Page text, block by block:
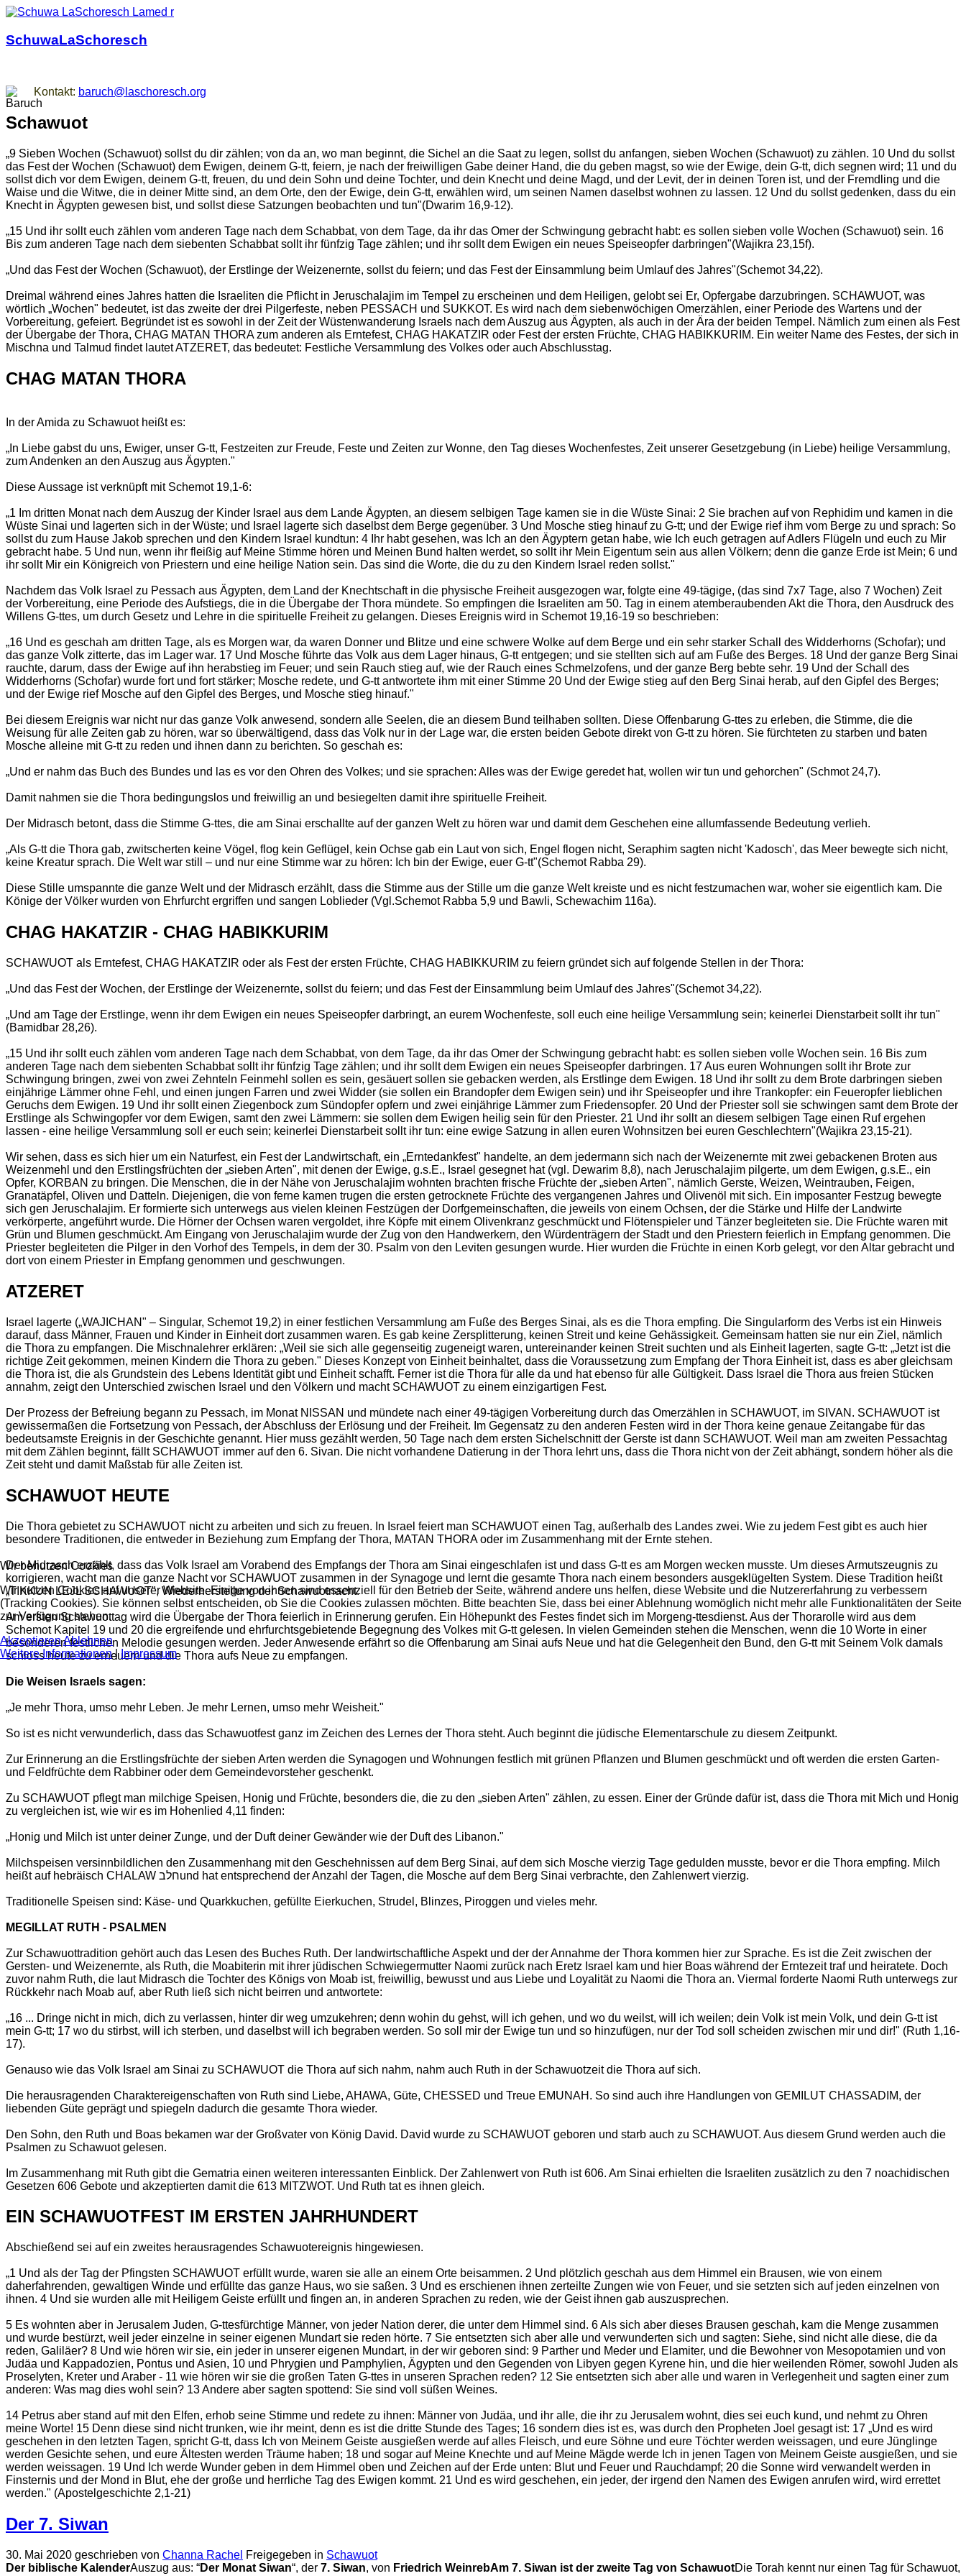
SchuwaLaSchoresch
Kontakt: baruch@laschoresch.org
Schawuot
„9 Sieben Wochen (Schawuot) sollst du dir zählen; von da an, wo man beginnt, die Sichel an die Saat zu legen, sollst du anfangen, sieben Wochen (Schawuot) zu zählen. 10 Und du sollst
das Fest der Wochen (Schawuot) dem Ewigen, deinem G-tt, feiern, je nach der freiwilligen Gabe deiner Hand, die du geben magst, so wie der Ewige, dein G-tt, dich segnen wird; 11 und du
sollst dich vor dem Ewigen, deinem G-tt, freuen, du und dein Sohn und deine Tochter, und dein Knecht und deine Magd, und der Levit, der in deinen Toren ist, und der Fremdling und die
Waise und die Witwe, die in deiner Mitte sind, an dem Orte, den der Ewige, dein G-tt, erwählen wird, um seinen Namen daselbst wohnen zu lassen. 12 Und du sollst gedenken, dass du ein
Knecht in Ägypten gewesen bist, und sollst diese Satzungen beobachten und tun"(Dwarim 16,9-12).
„15 Und ihr sollt euch zählen vom anderen Tage nach dem Schabbat, von dem Tage, da ihr das Omer der Schwingung gebracht habt: es sollen sieben volle Wochen (Schawuot) sein. 16
Bis zum anderen Tage nach dem siebenten Schabbat sollt ihr fünfzig Tage zählen; und ihr sollt dem Ewigen ein neues Speiseopfer darbringen"(Wajikra 23,15f).
„Und das Fest der Wochen (Schawuot), der Erstlinge der Weizenernte, sollst du feiern; und das Fest der Einsammlung beim Umlauf des Jahres"(Schemot 34,22).
Dreimal während eines Jahres hatten die Israeliten die Pflicht in Jeruschalajim im Tempel zu erscheinen und dem Heiligen, gelobt sei Er, Opfergabe darzubringen. SCHAWUOT, was
wörtlich „Wochen" bedeutet, ist das zweite der drei Pilgerfeste, neben PESSACH und SUKKOT. Es wird nach dem siebenwöchigen Omerzählen, einer Periode des Wartens und der
Vorbereitung, gefeiert. Begründet ist es sowohl in der Zeit der Wüstenwanderung Israels nach dem Auszug aus Ägypten, als auch in der Ära der beiden Tempel. Nämlich zum einen als Fest
der Übergabe der Thora, CHAG MATAN THORA zum anderen als Erntefest, CHAG HAKATZIR oder Fest der ersten Früchte, CHAG HABIKKURIM. Ein weiter Name des Festes, der sich in
Mischna und Talmud findet lautet ATZERET, das bedeutet: Festliche Versammlung des Volkes oder auch Abschlusstag.
CHAG MATAN THORA
In der Amida zu Schawuot heißt es:
„In Liebe gabst du uns, Ewiger, unser G-tt, Festzeiten zur Freude, Feste und Zeiten zur Wonne, den Tag dieses Wochenfestes, Zeit unserer Gesetzgebung (in Liebe) heilige Versammlung,
zum Andenken an den Auszug aus Ägypten."
Diese Aussage ist verknüpft mit Schemot 19,1-6:
„1 Im dritten Monat nach dem Auszug der Kinder Israel aus dem Lande Ägypten, an diesem selbigen Tage kamen sie in die Wüste Sinai: 2 Sie brachen auf von Rephidim und kamen in die
Wüste Sinai und lagerten sich in der Wüste; und Israel lagerte sich daselbst dem Berge gegenüber. 3 Und Mosche stieg hinauf zu G-tt; und der Ewige rief ihm vom Berge zu und sprach: So
sollst du zum Hause Jakob sprechen und den Kindern Israel kundtun: 4 Ihr habt gesehen, was Ich an den Ägyptern getan habe, wie Ich euch getragen auf Adlers Flügeln und euch zu Mir
gebracht habe. 5 Und nun, wenn ihr fleißig auf Meine Stimme hören und Meinen Bund halten werdet, so sollt ihr Mein Eigentum sein aus allen Völkern; denn die ganze Erde ist Mein; 6 und
ihr sollt Mir ein Königreich von Priestern und eine heilige Nation sein. Das sind die Worte, die du zu den Kindern Israel reden sollst."
Nachdem das Volk Israel zu Pessach aus Ägypten, dem Land der Knechtschaft in die physische Freiheit ausgezogen war, folgte eine 49-tägige, (das sind 7x7 Tage, also 7 Wochen) Zeit
der Vorbereitung, eine Periode des Aufstiegs, die in die Übergabe der Thora mündete. So empfingen die Israeliten am 50. Tag in einem atemberaubenden Akt die Thora, den Ausdruck des
Willens G-ttes, um durch Gesetz und Lehre in die spirituelle Freiheit zu gelangen. Dieses Ereignis wird in Schemot 19,16-19 so beschrieben:
„16 Und es geschah am dritten Tage, als es Morgen war, da waren Donner und Blitze und eine schwere Wolke auf dem Berge und ein sehr starker Schall des Widderhorns (Schofar); und
das ganze Volk zitterte, das im Lager war. 17 Und Mosche führte das Volk aus dem Lager hinaus, G-tt entgegen; und sie stellten sich auf am Fuße des Berges. 18 Und der ganze Berg Sinai
rauchte, darum, dass der Ewige auf ihn herabstieg im Feuer; und sein Rauch stieg auf, wie der Rauch eines Schmelzofens, und der ganze Berg bebte sehr. 19 Und der Schall des
Widderhorns (Schofar) wurde fort und fort stärker; Mosche redete, und G-tt antwortete ihm mit einer Stimme 20 Und der Ewige stieg auf den Berg Sinai herab, auf den Gipfel des Berges;
und der Ewige rief Mosche auf den Gipfel des Berges, und Mosche stieg hinauf."
Bei diesem Ereignis war nicht nur das ganze Volk anwesend, sondern alle Seelen, die an diesem Bund teilhaben sollten. Diese Offenbarung G-ttes zu erleben, die Stimme, die die
Weisung für alle Zeiten gab zu hören, war so überwältigend, dass das Volk nur in der Lage war, die ersten beiden Gebote direkt von G-tt zu hören. Sie fürchteten zu starben und baten
Mosche alleine mit G-tt zu reden und ihnen dann zu berichten. So geschah es:
„Und er nahm das Buch des Bundes und las es vor den Ohren des Volkes; und sie sprachen: Alles was der Ewige geredet hat, wollen wir tun und gehorchen" (Schmot 24,7).
Damit nahmen sie die Thora bedingungslos und freiwillig an und besiegelten damit ihre spirituelle Freiheit.
Der Midrasch betont, dass die Stimme G-ttes, die am Sinai erschallte auf der ganzen Welt zu hören war und damit dem Geschehen eine allumfassende Bedeutung verlieh.
„Als G-tt die Thora gab, zwitscherten keine Vögel, flog kein Geflügel, kein Ochse gab ein Laut von sich, Engel flogen nicht, Seraphim sagten nicht 'Kadosch', das Meer bewegte sich nicht,
keine Kreatur sprach. Die Welt war still – und nur eine Stimme war zu hören: Ich bin der Ewige, euer G-tt"(Schemot Rabba 29).
Diese Stille umspannte die ganze Welt und der Midrasch erzählt, dass die Stimme aus der Stille um die ganze Welt kreiste und es nicht festzumachen war, woher sie eigentlich kam. Die
Könige der Völker wurden von Ehrfurcht ergriffen und sangen Loblieder (Vgl.Schemot Rabba 5,9 und Bawli, Schewachim 116a).
CHAG HAKATZIR - CHAG HABIKKURIM
SCHAWUOT als Erntefest, CHAG HAKATZIR oder als Fest der ersten Früchte, CHAG HABIKKURIM zu feiern gründet sich auf folgende Stellen in der Thora:
„Und das Fest der Wochen, der Erstlinge der Weizenernte, sollst du feiern; und das Fest der Einsammlung beim Umlauf des Jahres"(Schemot 34,22).
„Und am Tage der Erstlinge, wenn ihr dem Ewigen ein neues Speiseopfer darbringt, an eurem Wochenfeste, soll euch eine heilige Versammlung sein; keinerlei Dienstarbeit sollt ihr tun"
(Bamidbar 28,26).
„15 Und ihr sollt euch zählen vom anderen Tage nach dem Schabbat, von dem Tage, da ihr das Omer der Schwingung gebracht habt: es sollen sieben volle Wochen sein. 16 Bis zum
anderen Tage nach dem siebenten Schabbat sollt ihr fünfzig Tage zählen; und ihr sollt dem Ewigen ein neues Speiseopfer darbringen. 17 Aus euren Wohnungen sollt ihr Brote zur
Schwingung bringen, zwei von zwei Zehnteln Feinmehl sollen es sein, gesäuert sollen sie gebacken werden, als Erstlinge dem Ewigen. 18 Und ihr sollt zu dem Brote darbringen sieben
einjährige Lämmer ohne Fehl, und einen jungen Farren und zwei Widder (sie sollen ein Brandopfer dem Ewigen sein) und ihr Speiseopfer und ihre Trankopfer: ein Feueropfer lieblichen
Geruchs dem Ewigen. 19 Und ihr sollt einen Ziegenbock zum Sündopfer opfern und zwei einjährige Lämmer zum Friedensopfer. 20 Und der Priester soll sie schwingen samt dem Brote der
Erstlinge als Schwingopfer vor dem Ewigen, samt den zwei Lämmern: sie sollen dem Ewigen heilig sein für den Priester. 21 Und ihr sollt an diesem selbigen Tage einen Ruf ergehen
lassen - eine heilige Versammlung soll er euch sein; keinerlei Dienstarbeit sollt ihr tun: eine ewige Satzung in allen euren Wohnsitzen bei euren Geschlechtern"(Wajikra 23,15-21).
Wir sehen, dass es sich hier um ein Naturfest, ein Fest der Landwirtschaft, ein „Erntedankfest" handelte, an dem jedermann sich nach der Weizenernte mit zwei gebackenen Broten aus
Weizenmehl und den Erstlingsfrüchten der „sieben Arten", mit denen der Ewige, g.s.E., Israel gesegnet hat (vgl. Dewarim 8,8), nach Jeruschalajim pilgerte, um dem Ewigen, g.s.E., ein
Opfer, KORBAN zu bringen. Die Menschen, die in der Nähe von Jeruschalajim wohnten brachten frische Früchte der „sieben Arten", nämlich Gerste, Weizen, Weintrauben, Feigen,
Granatäpfel, Oliven und Datteln. Diejenigen, die von ferne kamen trugen die ersten getrocknete Früchte des vergangenen Jahres und Olivenöl mit sich. Ein imposanter Festzug bewegte
sich gen Jeruschalajim. Er formierte sich unterwegs aus vielen kleinen Festzügen der Dorfgemeinschaften, die jeweils von einem Ochsen, der die Stärke und Hilfe der Landwirte
verkörperte, angeführt wurde. Die Hörner der Ochsen waren vergoldet, ihre Köpfe mit einem Olivenkranz geschmückt und Flötenspieler und Tänzer begleiteten sie. Die Früchte waren mit
Grün und Blumen geschmückt. Am Eingang von Jeruschalajim wurde der Zug von den Handwerkern, den Würdenträgern der Stadt und den Priestern feierlich in Empfang genommen. Die
Priester begleiteten die Pilger in den Vorhof des Tempels, in dem der 30. Psalm von den Leviten gesungen wurde. Hier wurden die Früchte in einen Korb gelegt, vor den Altar gebracht und
dort von einem Priester in Empfang genommen und geschwungen.
ATZERET
Israel lagerte („WAJICHAN" – Singular, Schemot 19,2) in einer festlichen Versammlung am Fuße des Berges Sinai, als es die Thora empfing. Die Singularform des Verbs ist ein Hinweis
darauf, dass Männer, Frauen und Kinder in Einheit dort zusammen waren. Es gab keine Zersplitterung, keinen Streit und keine Gehässigkeit. Gemeinsam hatten sie nur ein Ziel, nämlich
die Thora zu empfangen. Die Mischnalehrer erklären: „Weil sie sich alle gegenseitig zugeneigt waren, untereinander keinen Streit suchten und als Einheit lagerten, sagte G-tt: „Jetzt ist die
richtige Zeit gekommen, meinen Kindern die Thora zu geben." Dieses Konzept von Einheit beinhaltet, dass die Voraussetzung zum Empfang der Thora Einheit ist, dass es aber gleichsam
die Thora ist, die als Grundstein des Lebens Identität gibt und Einheit schafft. Ferner ist die Thora für alle da und hat ebenso für alle Gültigkeit. Dass Israel die Thora aus freien Stücken
annahm, zeigt den Unterschied zwischen Israel und den Völkern und macht SCHAWUOT zu einem einzigartigen Fest.
Der Prozess der Befreiung begann zu Pessach, im Monat NISSAN und mündete nach einer 49-tägigen Vorbereitung durch das Omerzählen in SCHAWUOT, im SIVAN. SCHAWUOT ist
gewissermaßen die Fortsetzung von Pessach, der Abschluss der Erlösung und der Freiheit. Im Gegensatz zu den anderen Festen wird in der Thora keine genaue Zeitangabe für das
bedeutsamste Ereignis in der Geschichte genannt. Hier muss gezählt werden, 50 Tage nach dem ersten Sichelschnitt der Gerste ist dann SCHAWUOT. Weil man am zweiten Pessachtag
mit dem Zählen beginnt, fällt SCHAWUOT immer auf den 6. Sivan. Die nicht vorhandene Datierung in der Thora lehrt uns, dass die Thora nicht von der Zeit abhängt, sondern höher als die
Zeit steht und damit Maßstab für alle Zeiten ist.
SCHAWUOT HEUTE
Die Thora gebietet zu SCHAWUOT nicht zu arbeiten und sich zu freuen. In Israel feiert man SCHAWUOT einen Tag, außerhalb des Landes zwei. Wie zu jedem Fest gibt es auch hier
besondere Traditionen, die entweder in Beziehung zum Empfang der Thora, MATAN THORA oder im Zusammenhang mit der Ernte stehen.
Der Midrasch erzählt, dass das Volk Israel am Vorabend des Empfangs der Thora am Sinai eingeschlafen ist und dass G-tt es am Morgen wecken musste. Um dieses Armutszeugnis zu
korrigieren, wacht man die ganze Nacht vor SCHAWUOT zusammen in der Synagoge und lernt die gesamte Thora nach einem besonders ausgeklügelten System. Diese Tradition heißt
„TIKKUN LEJL SCHAWUOT", Wiederherstellung der Schawuotnacht.
Am ersten Schawuottag wird die Übergabe der Thora feierlich in Erinnerung gerufen. Ein Höhepunkt des Festes findet sich im Morgeng-ttesdienst. Aus der Thorarolle wird aus dem
Schemot Kapitel 19 und 20 die ergreifende und ehrfurchtsgebietende Begegnung des Volkes mit G-tt gelesen. In vielen Gemeinden stehen die Menschen, wenn die 10 Worte in einer
besonderen festlichen Melodie gesungen werden. Jeder Anwesende erfährt so die Offenbarung am Sinai aufs Neue und hat die Gelegenheit den Bund, den G-tt mit Seinem Volk damals
schloss heute zu erneuern und die Thora aufs Neue zu empfangen.
Die Weisen Israels sagen:
„Je mehr Thora, umso mehr Leben. Je mehr Lernen, umso mehr Weisheit."
So ist es nicht verwunderlich, dass das Schawuotfest ganz im Zeichen des Lernes der Thora steht. Auch beginnt die jüdische Elementarschule zu diesem Zeitpunkt.
Zur Erinnerung an die Erstlingsfrüchte der sieben Arten werden die Synagogen und Wohnungen festlich mit grünen Pflanzen und Blumen geschmückt und oft werden die ersten Garten-
und Feldfrüchte dem Rabbiner oder dem Gemeindevorsteher geschenkt.
Zu SCHAWUOT pflegt man milchige Speisen, Honig und Früchte, besonders die, die zu den „sieben Arten" zählen, zu essen. Einer der Gründe dafür ist, dass die Thora mit Mich und Honig
zu vergleichen ist, wie wir es im Hohenlied 4,11 finden:
„Honig und Milch ist unter deiner Zunge, und der Duft deiner Gewänder wie der Duft des Libanon."
Milchspeisen versinnbildlichen den Zusammenhang mit den Geschehnissen auf dem Berg Sinai, auf dem sich Mosche vierzig Tage gedulden musste, bevor er die Thora empfing. Milch
heißt auf hebräisch CHALAW חלבund hat entsprechend der Anzahl der Tagen, die Mosche auf dem Berg Sinai verbrachte, den Zahlenwert vierzig.
Traditionelle Speisen sind: Käse- und Quarkkuchen, gefüllte Eierkuchen, Strudel, Blinzes, Piroggen und vieles mehr.
MEGILLAT RUTH - PSALMEN
Zur Schawuottradition gehört auch das Lesen des Buches Ruth. Der landwirtschaftliche Aspekt und der der Annahme der Thora kommen hier zur Sprache. Es ist die Zeit zwischen der
Gersten- und Weizenernte, als Ruth, die Moabiterin mit ihrer jüdischen Schwiegermutter Naomi zurück nach Eretz Israel kam und hier Boas während der Erntezeit traf und heiratete. Doch
zuvor nahm Ruth, die laut Midrasch die Tochter des Königs von Moab ist, freiwillig, bewusst und aus Liebe und Loyalität zu Naomi die Thora an. Viermal forderte Naomi Ruth unterwegs zur
Rückkehr nach Moab auf, aber Ruth ließ sich nicht beirren und antwortete:
„16 ... Dringe nicht in mich, dich zu verlassen, hinter dir weg umzukehren; denn wohin du gehst, will ich gehen, und wo du weilst, will ich weilen; dein Volk ist mein Volk, und dein G-tt ist
mein G-tt; 17 wo du stirbst, will ich sterben, und daselbst will ich begraben werden. So soll mir der Ewige tun und so hinzufügen, nur der Tod soll scheiden zwischen mir und dir!" (Ruth 1,16-
17).
Genauso wie das Volk Israel am Sinai zu SCHAWUOT die Thora auf sich nahm, nahm auch Ruth in der Schawuotzeit die Thora auf sich.
Die herausragenden Charaktereigenschaften von Ruth sind Liebe, AHAWA, Güte, CHESSED und Treue EMUNAH. So sind auch ihre Handlungen von GEMILUT CHASSADIM, der
liebenden Güte geprägt und spiegeln dadurch die gesamte Thora wieder.
Den Sohn, den Ruth und Boas bekamen war der Großvater von König David. David wurde zu SCHAWUOT geboren und starb auch zu SCHAWUOT. Aus diesem Grund werden auch die
Psalmen zu Schawuot gelesen.
Im Zusammenhang mit Ruth gibt die Gematria einen weiteren interessanten Einblick. Der Zahlenwert von Ruth ist 606. Am Sinai erhielten die Israeliten zusätzlich zu den 7 noachidischen
Gesetzen 606 Gebote und akzeptierten damit die 613 MITZWOT. Und Ruth tat es ihnen gleich.
EIN SCHAWUOTFEST IM ERSTEN JAHRHUNDERT
Abschießend sei auf ein zweites herausragendes Schawuotereignis hingewiesen.
„1 Und als der Tag der Pfingsten SCHAWUOT erfüllt wurde, waren sie alle an einem Orte beisammen. 2 Und plötzlich geschah aus dem Himmel ein Brausen, wie von einem
daherfahrenden, gewaltigen Winde und erfüllte das ganze Haus, wo sie saßen. 3 Und es erschienen ihnen zerteilte Zungen wie von Feuer, und sie setzten sich auf jeden einzelnen von
ihnen. 4 Und sie wurden alle mit Heiligem Geiste erfüllt und fingen an, in anderen Sprachen zu reden, wie der Geist ihnen gab auszusprechen.
5 Es wohnten aber in Jerusalem Juden, G-ttesfürchtige Männer, von jeder Nation derer, die unter dem Himmel sind. 6 Als sich aber dieses Brausen geschah, kam die Menge zusammen
und wurde bestürzt, weil jeder einzelne in seiner eigenen Mundart sie reden hörte. 7 Sie entsetzten sich aber alle und verwunderten sich und sagten: Siehe, sind nicht alle diese, die da
reden, Galiläer? 8 Und wie hören wir sie, ein jeder in unserer eigenen Mundart, in der wir geboren sind: 9 Parther und Meder und Elamiter, und die Bewohner von Mesopotamien und von
Judäa und Kappadozien, Pontus und Asien, 10 und Phrygien und Pamphylien, Ägypten und den Gegenden von Libyen gegen Kyrene hin, und die hier weilenden Römer, sowohl Juden als
Proselyten, Kreter und Araber - 11 wie hören wir sie die großen Taten G-ttes in unseren Sprachen reden? 12 Sie entsetzten sich aber alle und waren in Verlegenheit und sagten einer zum
anderen: Was mag dies wohl sein? 13 Andere aber sagten spottend: Sie sind voll süßen Weines.
14 Petrus aber stand auf mit den Elfen, erhob seine Stimme und redete zu ihnen: Männer von Judäa, und ihr alle, die ihr zu Jerusalem wohnt, dies sei euch kund, und nehmt zu Ohren
meine Worte! 15 Denn diese sind nicht trunken, wie ihr meint, denn es ist die dritte Stunde des Tages; 16 sondern dies ist es, was durch den Propheten Joel gesagt ist: 17 „Und es wird
geschehen in den letzten Tagen, spricht G-tt, dass Ich von Meinem Geiste ausgießen werde auf alles Fleisch, und eure Söhne und eure Töchter werden weissagen, und eure Jünglinge
werden Gesichte sehen, und eure Ältesten werden Träume haben; 18 und sogar auf Meine Knechte und auf Meine Mägde werde Ich in jenen Tagen von Meinem Geiste ausgießen, und sie
werden weissagen. 19 Und Ich werde Wunder geben in dem Himmel oben und Zeichen auf der Erde unten: Blut und Feuer und Rauchdampf; 20 die Sonne wird verwandelt werden in
Finsternis und der Mond in Blut, ehe der große und herrliche Tag des Ewigen kommt. 21 Und es wird geschehen, ein jeder, der irgend den Namen des Ewigen anrufen wird, wird errettet
werden." (Apostelgeschichte 2,1-21)
Der 7. Siwan
30. Mai 2020 geschrieben von Channa Rachel Freigegeben in Schawuot
Der biblische KalenderAuszug aus: “Der Monat Siwan“, der 7. Siwan, von Friedrich WeinrebAm 7. Siwan ist der zweite Tag von SchawuotDie Torah kennt nur einen Tag für Schawuot,
Wir benutzen Cookies
Wir nutzen Cookies auf unserer Website. Einige von ihnen sind essenziell für den Betrieb der Seite, während andere uns helfen, diese Website und die Nutzererfahrung zu verbessern
(Tracking Cookies). Sie können selbst entscheiden, ob Sie die Cookies zulassen möchten. Bitte beachten Sie, dass bei einer Ablehnung womöglich nicht mehr alle Funktionalitäten der Seite
zur Verfügung stehen.
Akzeptieren Ablehnen
Weitere Informationen|Impressum